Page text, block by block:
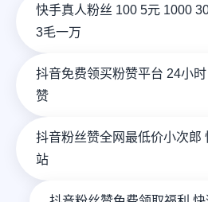
快手真人粉丝 100 5元 1000
3毛一万
抖音免费领买粉赞平台 24小
赞
抖音粉丝赞全网最低价小次郎
站